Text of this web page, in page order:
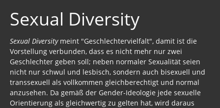
Sexual Diversity
Sexual Diversitymeint "Geschlechtervielfalt", damit ist die
Vorstellung verbunden, dass es nicht mehr nur zwei
Geschlechter geben soll; neben normaler Sexualität seien
nicht nur schwul und lesbisch, sondern auch bisexuell und
transsexuell als vollkommen gleichberechtigt und normal
anzusehen. Da gemäß der Gender-Ideologie jede sexuelle
Orientierung als gleichwertig zu gelten hat, wird daraus